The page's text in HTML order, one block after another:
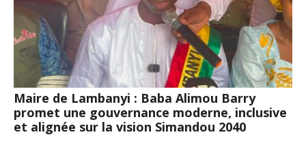
Maire de Lambanyi : Baba Alimou Barry
promet une gouvernance moderne, inclusive
et alignée sur la vision Simandou 2040